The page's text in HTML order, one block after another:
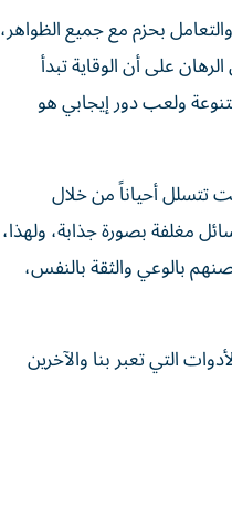
بحزم مع جميع الظواهر،
على أن الوقاية تبدأ
ولعب دور إيجابي هو
تتسلل أحياناً من خلال
مغلفة بصورة جذابة، ولهذا،
بالوعي والثقة بالنفس،
التي تعبر بنا والآخرين